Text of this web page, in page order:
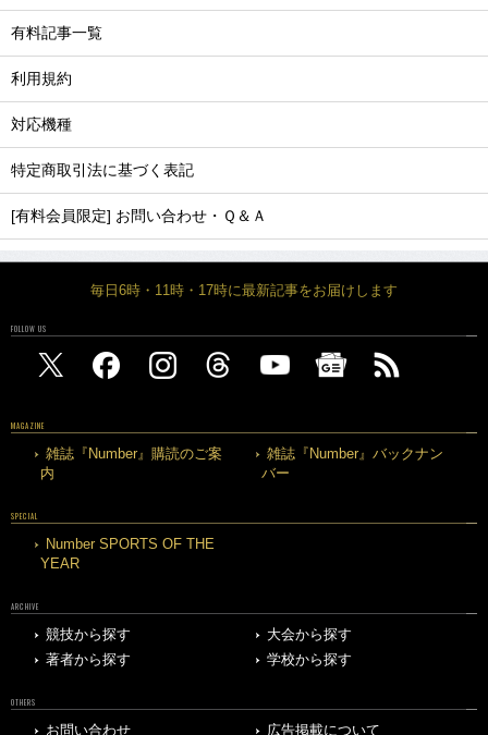
有料記事一覧
利用規約
対応機種
特定商取引法に基づく表記
[有料会員限定] お問い合わせ・Ｑ＆Ａ
毎日6時・11時・17時に最新記事をお届けします
FOLLOW US
MAGAZINE
雑誌『Number』購読のご案
内
雑誌『Number』バックナン
バー
SPECIAL
Number SPORTS OF THE
YEAR
ARCHIVE
競技から探す
大会から探す
著者から探す
学校から探す
OTHERS
お問い合わせ 広告掲載について